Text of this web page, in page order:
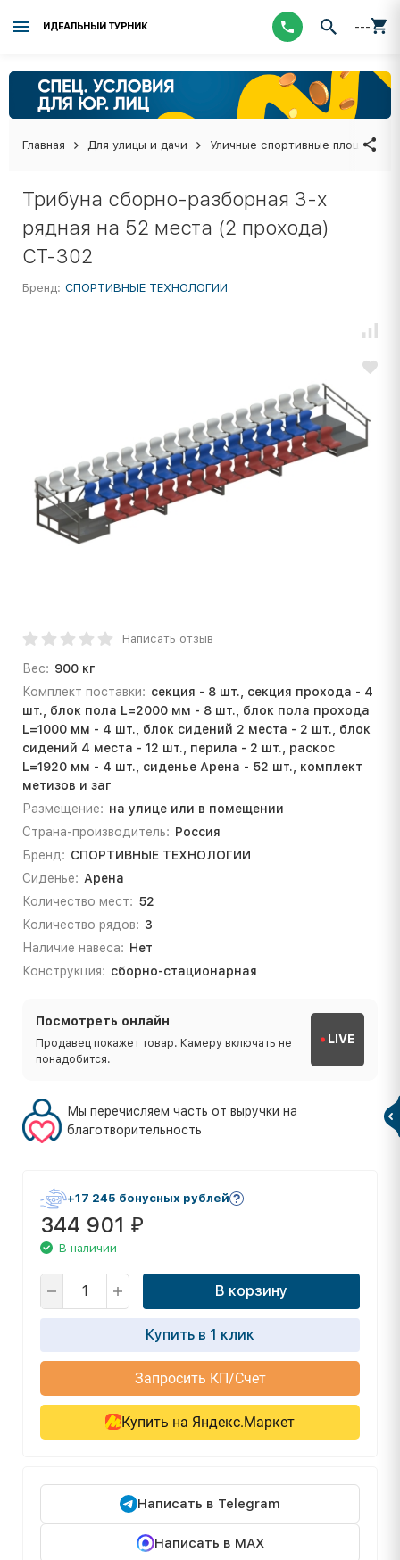
ИДЕАЛЬНЫЙ ТУРНИК ---
Главная Для улицы и дачи Уличные спортивные площадки
Трибуна сборно-разборная 3-х
рядная на 52 места (2 прохода)
СТ-302
Бренд: СПОРТИВНЫЕ ТЕХНОЛОГИИ
Написать отзыв
Вес: 900 кг
Комплект поставки: секция - 8 шт., секция прохода - 4
шт., блок пола L=2000 мм - 8 шт., блок пола прохода
L=1000 мм - 4 шт., блок сидений 2 места - 2 шт., блок
сидений 4 места - 12 шт., перила - 2 шт., раскос
L=1920 мм - 4 шт., сиденье Арена - 52 шт., комплект
метизов и заг
Размещение: на улице или в помещении
Страна-производитель: Россия
Бренд: СПОРТИВНЫЕ ТЕХНОЛОГИИ
Сиденье: Арена
Количество мест: 52
Количество рядов: 3
Наличие навеса: Нет
Конструкция: сборно-стационарная
Посмотреть онлайн
Продавец покажет товар. Камеру включать не
понадобится.
LIVE
Мы перечисляем часть от выручки на
благотворительность
+17 245 бонусных рублей
344 901 ₽
В наличии
В корзину
Купить в 1 клик
Запросить КП/Счет
Купить на Яндекс.Маркет
Написать в Telegram
Написать в MAX